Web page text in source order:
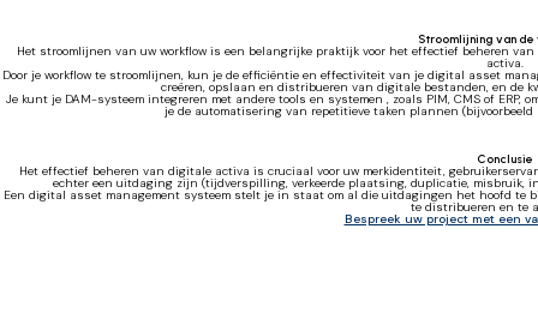
Stroomlijning van
Het stroomlijnen van uw workflow is een belangrijke praktijk voor het effectief beheren
activa.
Door je workflow te stroomlijnen, kun je de efficiëntie en effectiviteit van je digital asset
creëren, opslaan en distribueren van digitale bestanden, en de
Je kunt je DAM-systeem integreren met andere tools en systemen , zoals PIM, CMS of
je de automatisering van repetitieve taken plannen
Conclusie
Het effectief beheren van digitale activa is cruciaal voor uw merkidentiteit,
echter een uitdaging zijn (tijdverspilling, verkeerde plaatsing, duplicatie, misbruik,
Een digital asset management systeem stelt je in staat om al die uitdagingen het hoofd te
te distribueren en te
Bespreek uw project met een